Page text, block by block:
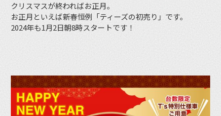
クリスマスが終わればお正月。
お正月といえば新春恒例「ティーズの初売り」です。
2024年も1月2日朝8時スタートです！